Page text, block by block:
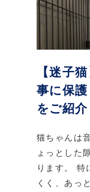
【迷子
事に保
をご紹介
猫ちゃんは
ょっとした
ります。 特
くく、あっ